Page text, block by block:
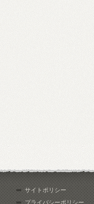
サイトポリシー
プライバシーポリシー